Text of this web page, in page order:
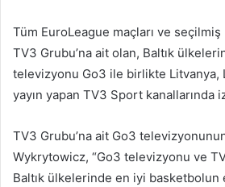
Tüm EuroLeague maçları ve seçilmiş
TV3 Grubu’na ait olan, Baltık
televizyonu Go3 ile birlikte Litvanya,
yayın yapan TV3 Sport kanallarında
TV3 Grubu’na ait Go3 televizyonunun
Wykrytowicz, “Go3 televizyonu ve
Baltık ülkelerinde en iyi basketbolun